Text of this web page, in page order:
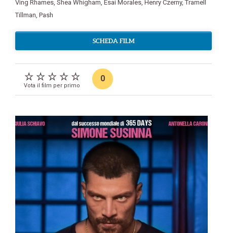
Ving Rhames, Shea Whigham, Esai Morales, Henry Czerny,Tramell
Tillman, Pash
SCHEDA FILM
Vota il film per primo
0